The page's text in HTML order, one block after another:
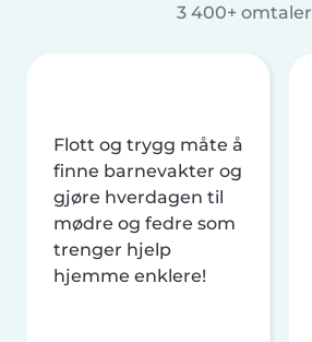
3 400+ omtaler
Flott og trygg måte å
finne barnevakter og
gjøre hverdagen til
mødre og fedre som
trenger hjelp
hjemme enklere!